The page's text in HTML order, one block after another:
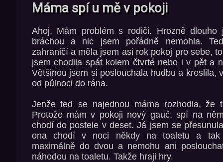
Máma spí u mě v pokoji
Ahoj. Mám problém s rodiči. Hrozně dlouho
bráchou a nic jsem pořádně nemohla.
zahraničí a měla jsem asi rok pokoj pro sebe,
jsem chodila spát kolem čtvrté nebo i v pět a
Většinou jsem si poslouchala hudbu a kreslila,
od půlnoci do rána.
Jenže teď se najednou máma rozhodla, že
Protože mám v pokoji nový gauč, spí na
chodí do postele v deset. Já jsem se
ona chodí v noci někdy na toaletu a tak
maximálně do dvou a nemohu ani
náhodou na toaletu. Takže hraji hry.